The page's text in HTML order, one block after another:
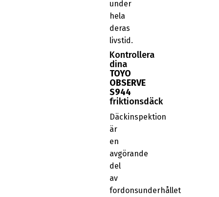
under
hela
deras
livstid.
Kontrollera
dina
TOYO
OBSERVE
S944
friktionsdäck
Däckinspektion
är
en
avgörande
del
av
fordonsunderhållet